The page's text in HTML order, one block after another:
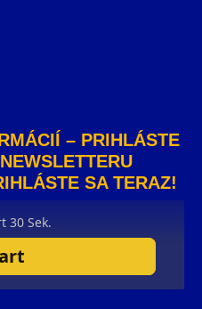
– PRIHLÁSTE
SA TERAZ!